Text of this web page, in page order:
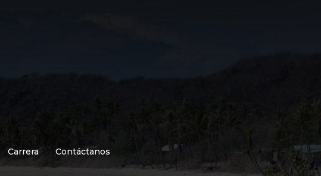
Carrera Contáctanos